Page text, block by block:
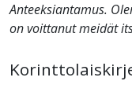
Anteeksiantamus.
on voittanut meidät